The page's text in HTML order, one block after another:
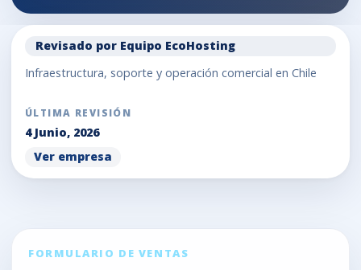
Revisado por Equipo EcoHosting
Infraestructura, soporte y operación comercial en Chile
ÚLTIMA REVISIÓN
4 Junio, 2026
Ver empresa
FORMULARIO DE VENTAS